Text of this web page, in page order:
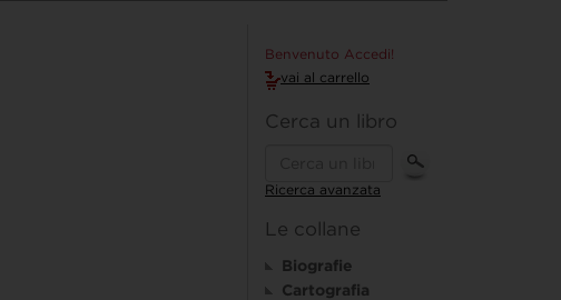
Benvenuto Accedi!
vai al carrello
Cerca un libro
Ricerca avanzata
Le collane
Biografie
Cartografia